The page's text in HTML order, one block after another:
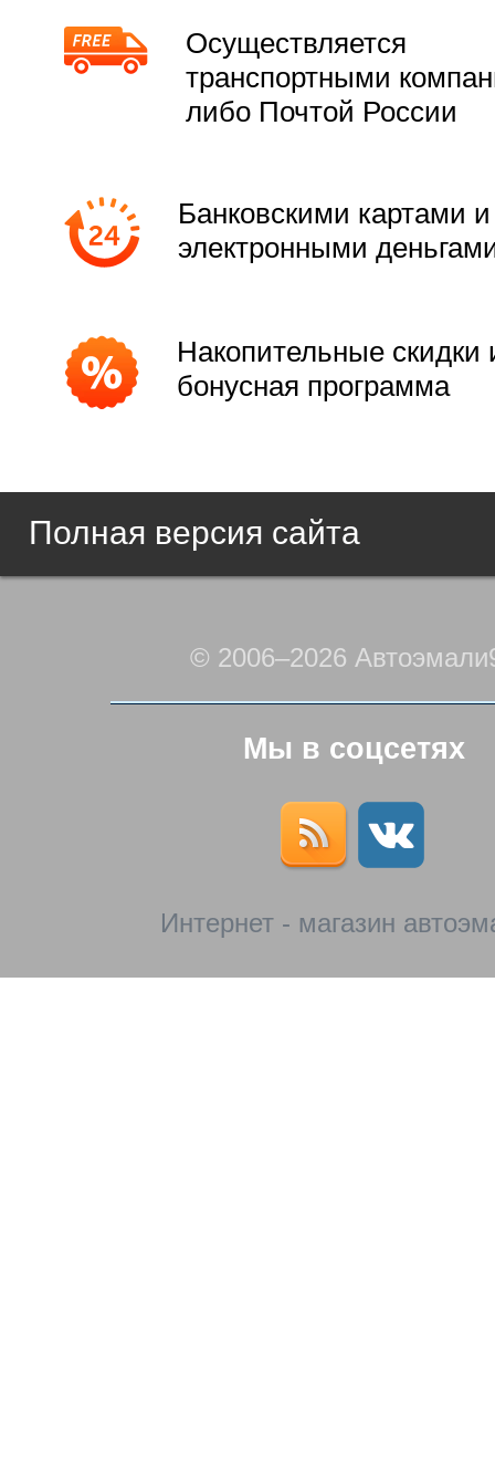
Осуществляется
транспортными
либо Почтой России
Банковскими картами и
электронными
Накопительные скидки
бонусная программа
Полная версия сайта
© 2006–2026
Мы в соцсетях
Интернет - магазин